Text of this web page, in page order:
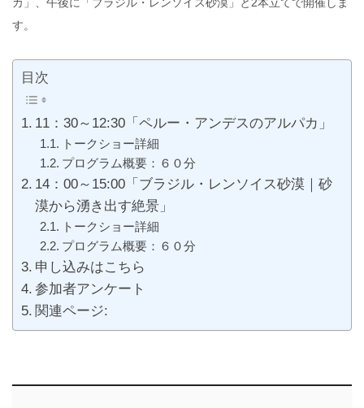
す。
目次
11：30～12:30「ペルー・アンデスのアルパカ」
トークショー詳細
プログラム概要：６０分
14：00～15:00「ブラジル・レンソイス砂漠｜砂
漠から湧き出す絶景」
トークショー詳細
プログラム概要：６０分
申し込みはこちら
参加者アンケート
関連ページ: